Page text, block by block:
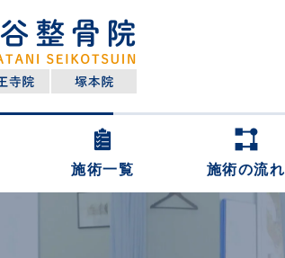
施術一覧 施術の流れ